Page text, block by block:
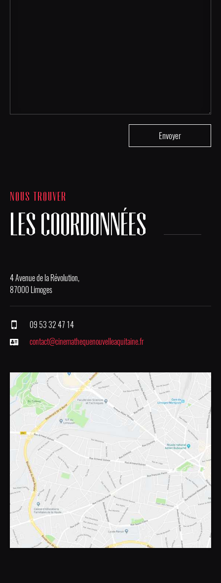
NOUS TROUVER
LES COORDONNÉES
4 Avenue de la Révolution,
87000 Limoges
09 53 32 47 14
contact@cinemathequenouvelleaquitaine.fr